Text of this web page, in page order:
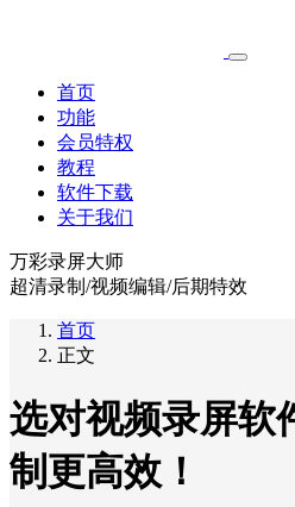
首页
功能
会员特权
教程
软件下载
关于我们
万彩录屏大师
超清录制/视频编辑/后期特效
首页
正文
选对视频录屏软
制更高效！